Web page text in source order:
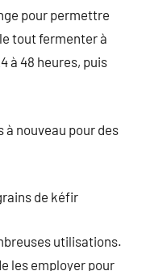
pour permettre
tout fermenter à
à 48 heures, puis
à nouveau pour des
de kéfir
utilisations.
les employer pour